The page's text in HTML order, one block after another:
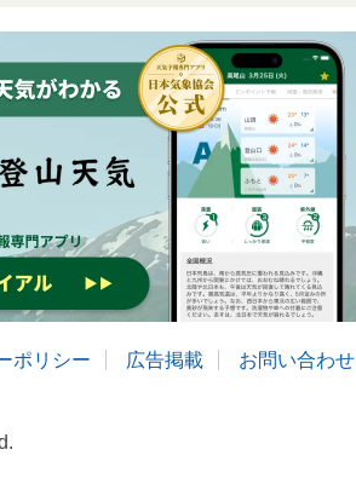
ポリシー 広告掲載 お問い合わせ